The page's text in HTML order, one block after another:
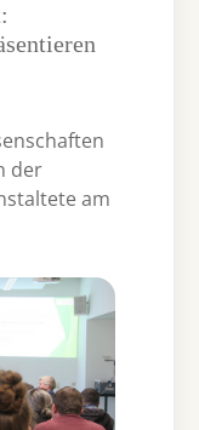
der
am